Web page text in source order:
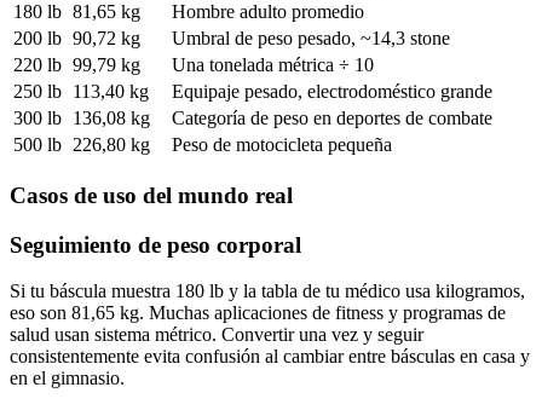
180 lb 81,65 kg
Hombre adulto promedio
200 lb 90,72 kg
Umbral de peso pesado, ~14,3 stone
220 lb 99,79 kg
Una tonelada métrica ÷ 10
250 lb 113,40 kg
Equipaje pesado, electrodoméstico grande
300 lb 136,08 kg
Categoría de peso en deportes de combate
500 lb 226,80 kg Peso de motocicleta pequeña
Casos de uso del mundo real
Seguimiento de peso corporal
Si tu báscula muestra 180 lb y la tabla de tu médico usa kilogramos,
eso son 81,65 kg. Muchas aplicaciones de fitness y programas de
salud usan sistema métrico. Convertir una vez y seguir
consistentemente evita confusión al cambiar entre básculas en casa y
en el gimnasio.